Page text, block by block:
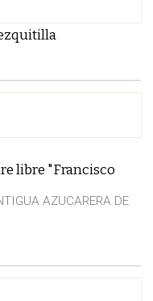
libre "Francisco
AZUCARERA DE